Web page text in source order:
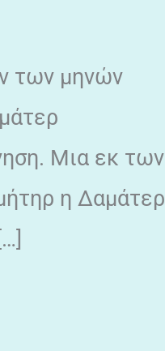
των μηνών
Μια εκ των
η Δαμάτερ